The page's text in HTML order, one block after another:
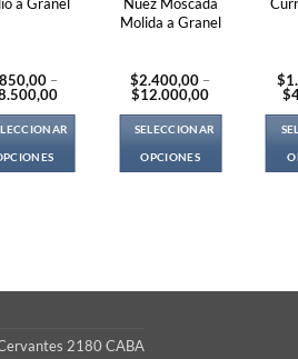
a Granel
850,00 –
Price
$850,00
through
The
may
Nuez Moscada
Molida a Granel
$2.400,00 –
$12.000,00Price
$2.400,00
through
SELECCIONAR
OPCIONES
The
$
$
2180 CABA